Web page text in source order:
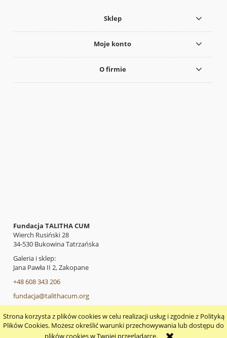
Strona korzysta z plików cookies w celu realizacji usług i zgodnie z Polityką
Plików Cookies. Możesz określić warunki przechowywania lub dostępu do
plików cookies w Twojej przeglądarce.
Sklep
Moje konto
O firmie
Fundacja TALITHA CUM
Wierch Rusiński 28
34-530 Bukowina Tatrzańska
Galeria i sklep:
Jana Pawła II 2, Zakopane
+48 608 343 206
fundacja@talithacum.org
pokaż pełną wersję strony